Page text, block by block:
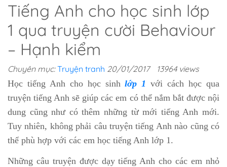
Tiếng Anh cho học sinh lớp
1 qua truyện cười Behaviour
– Hạnh kiểm
Chuyên mục:Truyện tranh 20/01/2017
13964 views
Học tiếng Anh cho học sinhlớp 1 với cách học qua
truyện tiếng Anh sẽ giúp các em có thể nắm bắt được nội
dung cũng như có thêm những từ mới tiếng Anh mới.
Tuy nhiên, không phải câu truyện tiếng Anh nào cũng có
thể phù hợp với các em học tiếng Anh lớp 1.
Những câu truyện được dạy tiếng Anh cho các em nhỏ